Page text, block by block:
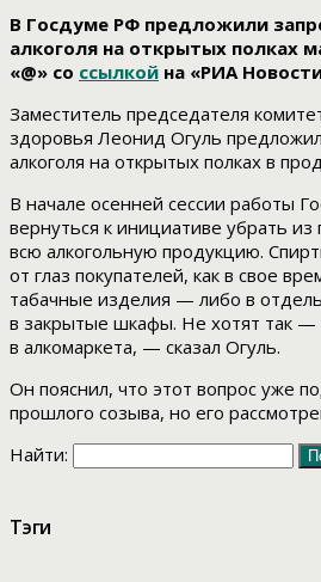
В Госдуме РФ предложили
алкоголя на открытых полках
«@» со ссылкой на «РИА
Заместитель председателя
здоровья Леонид Огуль
алкоголя на открытых полках в
В начале осенней сессии работы
вернуться к инициативе убрать из
всю алкогольную продукцию.
от глаз покупателей, как в свое
табачные изделия — либо в
в закрытые шкафы. Не хотят так —
в алкомаркета, — сказал Огуль.
Он пояснил, что этот вопрос уже
прошлого созыва, но его
Найти:
Тэги